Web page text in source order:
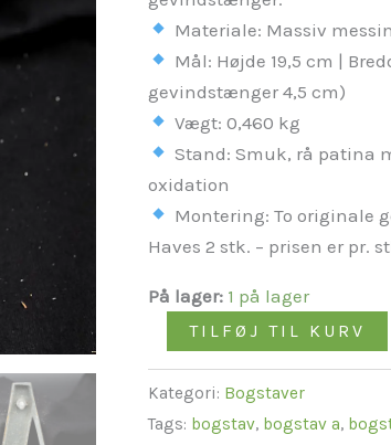
Materiale: Massiv
Mål: Højde 19,5 cm |
gevindstænger 4,5 cm)
Vægt: 0,460 kg
Stand: Smuk, rå patina
oxidation
Montering: To originale
Haves 2 stk. – prisen er pr.
På lager: 1 på lager
antal
TILFØJ TIL KURV
Kategori: Bogstaver
Tags: bogstav, bogstav a,